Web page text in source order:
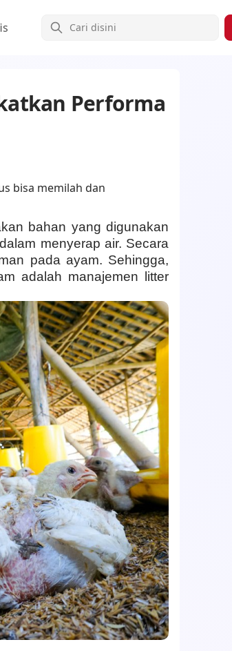
Cari
Performa
bahan yang digunakan
menyerap air. Secara
pada ayam. Sehingga,
adalah manajemen litter